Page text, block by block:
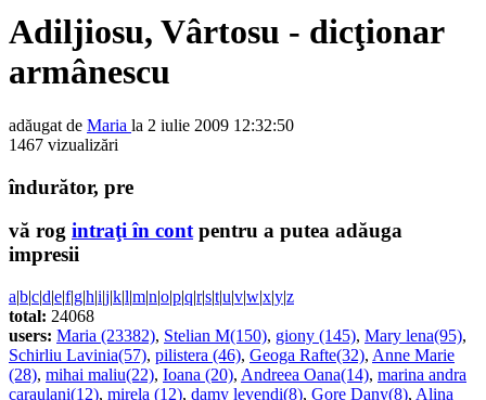
Adiljiosu, Vârtosu - dicţionar
armânescu
adăugat de Maria la 2 iulie 2009 12:32:50
1467 vizualizări
îndurător, pre
vă rog intraţi în contpentru a putea adăuga
impresii
a|b|c|d|e|f|g|h|i|j|k|l|m|n|o|p|q|r|s|t|u|v|w|x|y|z
total: 24068
users: Maria (23382), Stelian M(150), giony (145), Mary lena(95),
Schirliu Lavinia(57), pilistera (46), Geoga Rafte(32), Anne Marie
(28), mihai maliu(22), Ioana (20), Andreea Oana(14), marina andra
caraulani(12), mirela (12), damy levendi(8), Gore Dany(8), Alina